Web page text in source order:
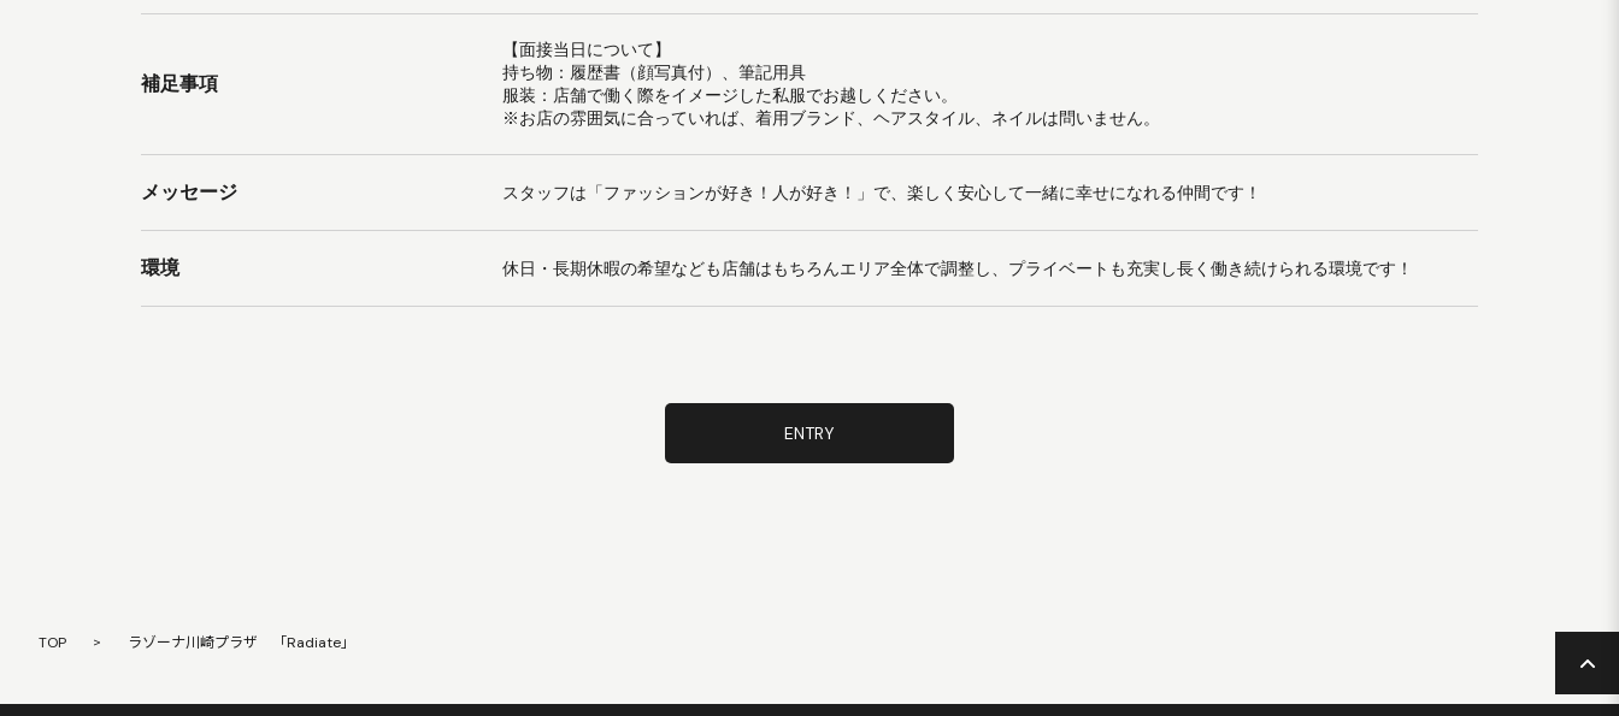
補足事項
【面接当日について】
持ち物：履歴書（顔写真付）、筆記用具
服装：店舗で働く際をイメージした私服でお越しください。
※お店の雰囲気に合っていれば、着用ブランド、ヘアスタイル、ネイルは問いません。
メッセージ スタッフは「ファッションが好き！人が好き！」で、楽しく安心して一緒に幸せになれる仲間です！
環境 休日・長期休暇の希望なども店舗はもちろんエリア全体で調整し、プライベートも充実し長く働き続けられる環境です！
ENTRY
TOP > ラゾーナ川崎プラザ 「Radiate」